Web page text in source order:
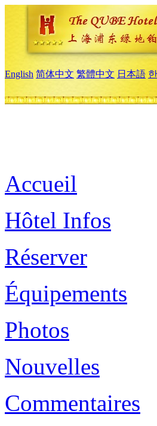
English 简体中文 繁體中文 日本語
Accueil
Hôtel Infos
Réserver
Équipements
Photos
Nouvelles
Commentaires